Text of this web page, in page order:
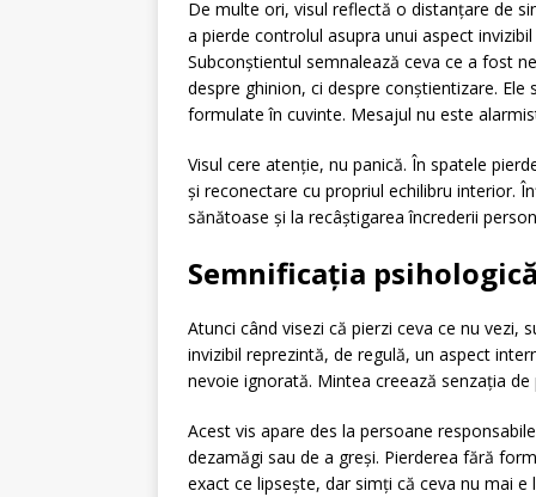
De multe ori, visul reflectă o distanțare de
a pierde controlul asupra unui aspect
Subconștientul semnalează ceva ce a fost
despre ghinion, ci despre conștientizare.
formulate în cuvinte. Mesajul nu este
Visul cere atenție, nu panică. În spatele
și reconectare cu propriul echilibru interior.
sănătoase și la recâștigarea încrederii
Semnificația
Atunci când visezi că pierzi ceva ce nu vezi,
invizibil reprezintă, de regulă, un aspect
nevoie ignorată. Mintea creează senzația
Acest vis apare des la persoane
dezamăgi sau de a greși. Pierderea fără
exact ce lipsește, dar simți că ceva nu mai e